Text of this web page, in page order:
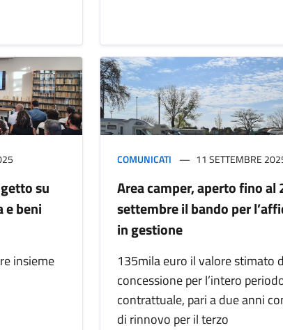
su
e beni
insieme
COMUNICATI 11 SETTEMBRE
Area camper, aperto fino al
settembre il bando per
in gestione
135mila euro il valore stimato
concessione per l’intero
contrattuale, pari a due anni
di rinnovo per il terzo